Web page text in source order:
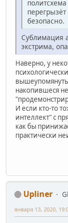
безопасно.
Сублимация
экстрима,
Наверно, у
накопившеся
И если кто-то
интеллект" с
как бы
практически
Upliner
января 13, 2020,